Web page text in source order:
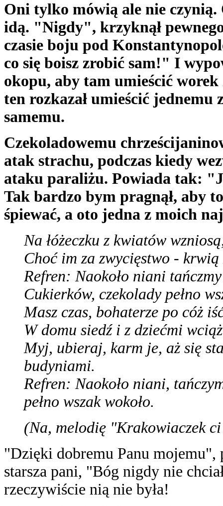
Oni tylko mówią ale nie
idą. "Nigdy", krzyknął
czasie boju pod
co się boisz zrobić sam!" I
okopu, aby tam umieścić
ten rozkazał umieścić jednemu
samemu.
Czekoladowemu
atak strachu, podczas kiedy
ataku paraliżu. Powiada tak:
Tak bardzo bym pragnął, aby
śpiewać, a oto jedna z moich
Na łóżeczku z kwiatów
Choć im za zwycięstwo - krwią
Refren: Naokoło niani
Cukierków, czekolady pełno
Masz czas, bohaterze po cóż
W domu siedź i z dziećmi
Myj, ubieraj, karm je, aż się
budyniami.
Refren: Naokoło niani,
pełno wszak wokoło.
(Na, melodię "Krakowiaczek
"Dzięki dobremu Panu mojemu",
starsza pani, "Bóg nigdy nie
rzeczywiście nią nie była!